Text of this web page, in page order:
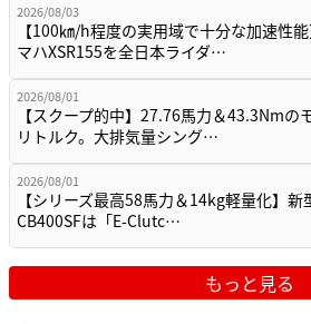
2026/08/03
【100㎞/h程度の実用域で十分な加速性
マハXSR155を全日本ライダ…
2026/08/01
【スクープ的中】27.76馬力＆43.3Nmの
リトルク。大排気量シング…
2026/08/01
【シリーズ最高58馬力＆14kg軽量化】新
CB400SFは「E-Clutc…
もっと見る